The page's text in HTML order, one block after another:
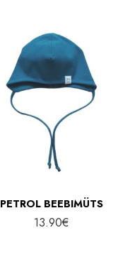
PETROL BEEBIMÜTS
13.90€